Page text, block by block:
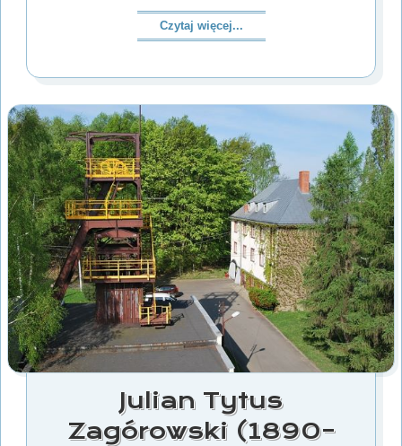
Czytaj więcej...
Julian Tytus
Zagórowski (1890–